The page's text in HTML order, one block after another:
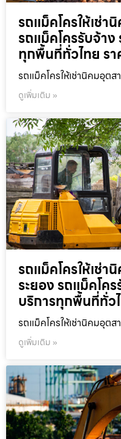
รถแม็คโครให้เช่
รถแม็คโครรับจ้าง
ทุกพื้นที่ทั่วไทย ร
รถแม็คโครให้เช่านิคมอุต
ดูเพิ่มเติม »
รถแม็คโครให้เช่
ระยอง รถแม็คโค
บริการทุกพื้นที่ทั่ว
รถแม็คโครให้เช่านิคมอุต
ดูเพิ่มเติม »